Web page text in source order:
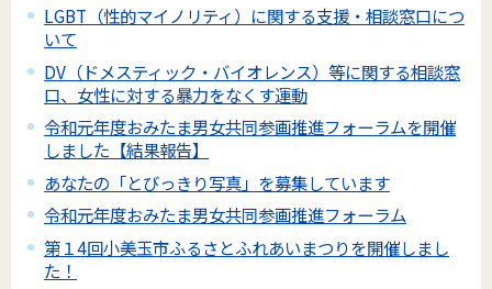
LGBT（性的マイノリティ）に関する支援・相談窓口につ
いて
DV（ドメスティック・バイオレンス）等に関する相談窓
口、女性に対する暴力をなくす運動
令和元年度おみたま男女共同参画推進フォーラムを開催
しました【結果報告】
あなたの「とびっきり写真」を募集しています
令和元年度おみたま男女共同参画推進フォーラム
第１4回小美玉市ふるさとふれあいまつりを開催しまし
た！